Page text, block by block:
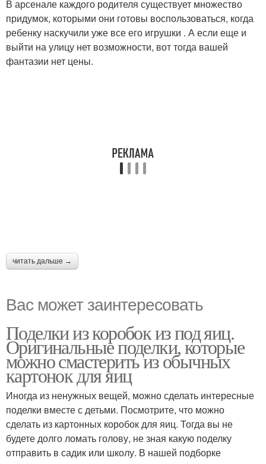
В арсенале каждого родителя существует множество
придумок, которыми они готовы воспользоваться, когда
ребенку наскучили уже все его игрушки . А если еще и
выйти на улицу нет возможности, вот тогда вашей
фантазии нет цены.
читать дальше →
Вас может заинтересовать
Поделки из коробок из под яиц.
Оригинальные поделки, которые
можно смастерить из обычных
картонок для яиц
Иногда из ненужных вещей, можно сделать интересные
поделки вместе с детьми. Посмотрите, что можно
сделать из картонных коробок для яиц. Тогда вы не
будете долго ломать голову, не зная какую поделку
отправить в садик или школу. В нашей подборке